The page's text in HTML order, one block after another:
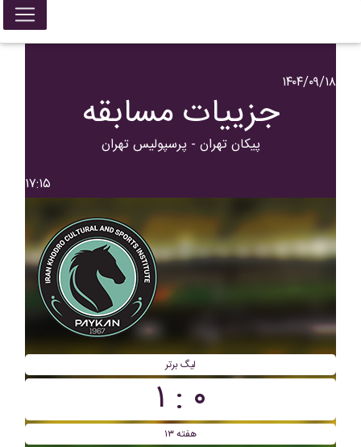
۱۴۰۴/۰۹/۱۸
جزییات مسابقه
پيکان تهران - پرسپولیس تهران
۱۷:۱۵
لیگ برتر
۰ : ۱
هفته ۱۳